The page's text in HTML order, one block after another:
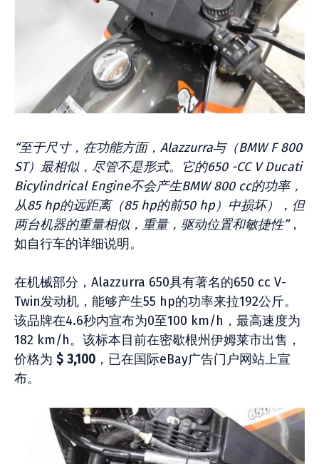
“至于尺寸，在功能方面，Alazzurra与（BMW F 800
ST）最相似，尽管不是形式。它的650 -CC V Ducati
Bicylindrical Engine不会产生BMW 800 cc的功率，
从85 hp的远距离（85 hp的前50 hp）中损坏），但
两台机器的重量相似，重量，驱动位置和敏捷性”，
如自行车的详细说明。
在机械部分，Alazzurra 650具有著名的650 cc V-
Twin发动机，能够产生55 hp的功率来拉192公斤。
该品牌在4.6秒内宣布为0至100 km/h，最高速度为
182 km/h。该标本目前在密歇根州伊姆莱市出售，
价格为 $ 3,100 ，已在国际eBay广告门户网站上宣
布。